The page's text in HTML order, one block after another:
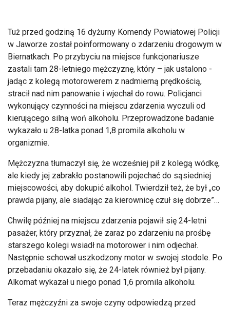
Tuż przed godziną 16 dyżurny Komendy Powiatowej Policji
w Jaworze został poinformowany o zdarzeniu drogowym w
Biernatkach. Po przybyciu na miejsce funkcjonariusze
zastali tam 28-letniego mężczyznę, który – jak ustalono -
jadąc z kolegą motorowerem z nadmierną prędkością,
stracił nad nim panowanie i wjechał do rowu. Policjanci
wykonujący czynności na miejscu zdarzenia wyczuli od
kierującego silną woń alkoholu. Przeprowadzone badanie
wykazało u 28-latka ponad 1,8 promila alkoholu w
organizmie.
Mężczyzna tłumaczył się, że wcześniej pił z kolegą wódkę,
ale kiedy jej zabrakło postanowili pojechać do sąsiedniej
miejscowości, aby dokupić alkohol. Twierdził też, że był „co
prawda pijany, ale siadając za kierownicę czuł się dobrze”…
Chwilę później na miejscu zdarzenia pojawił się 24-letni
pasażer, który przyznał, że zaraz po zdarzeniu na prośbę
starszego kolegi wsiadł na motorower i nim odjechał.
Następnie schował uszkodzony motor w swojej stodole. Po
przebadaniu okazało się, że 24-latek również był pijany.
Alkomat wykazał u niego ponad 1,6 promila alkoholu.
Teraz mężczyźni za swoje czyny odpowiedzą przed